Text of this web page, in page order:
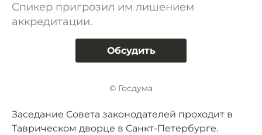
Спикер пригрозил им лишением
аккредитации.
Обсудить
© Госдума
Заседание Совета законодателей проходит в
Таврическом дворце в Санкт-Петербурге.